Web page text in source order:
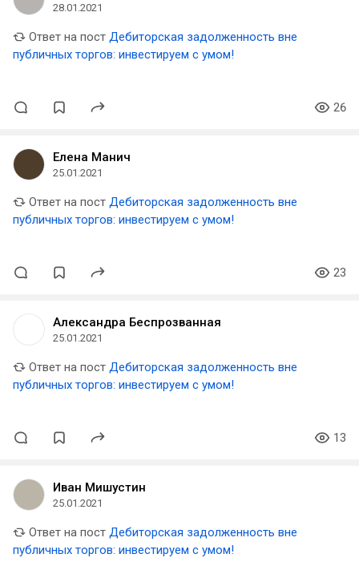
28.01.2021
Ответ на пост Дебиторская задолженность вне
публичных торгов: инвестируем с умом!
26
Елена Манич
25.01.2021
Ответ на пост Дебиторская задолженность вне
публичных торгов: инвестируем с умом!
23
Александра Беспрозванная
25.01.2021
Ответ на пост Дебиторская задолженность вне
публичных торгов: инвестируем с умом!
13
Иван Мишустин
25.01.2021
Ответ на пост Дебиторская задолженность вне
публичных торгов: инвестируем с умом!